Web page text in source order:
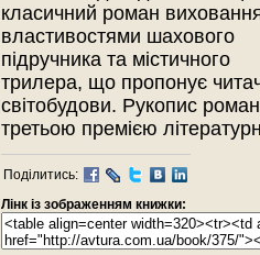
класичний роман
властивостями шахового
підручника та містичного
трилера, що пропонує
світобудови. Рукопис
третьою премією
Поділитись:
Лінк із зображенням книжки: